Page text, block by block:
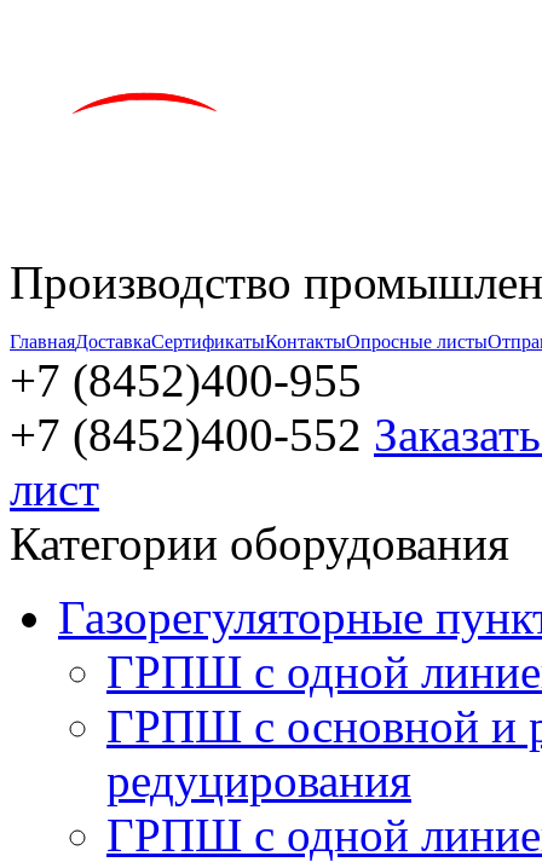
Производство
ГлавнаяДоставкаСертификатыКонтактыОпросные листы
+7 (8452)400-955
+7 (8452)400-552
лист
Категории оборудования
Газорегуляторные
ГРПШ с одной
ГРПШ с основной и
редуцирования
ГРПШ с одной